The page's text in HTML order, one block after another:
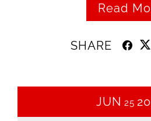
Read
SHARE
JUN 25